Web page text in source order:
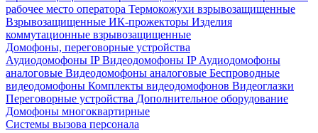
рабочее место оператора Термокожухи взрывозащищенные
Взрывозащищенные ИК-прожекторы Изделия
коммутационные взрывозащищенные
Домофоны, переговорные устройства
Аудиодомофоны IPВидеодомофоны IP Аудиодомофоны
аналоговые Видеодомофоны аналоговые Беспроводные
видеодомофоны Комплекты видеодомофонов Видеоглазки
Переговорные устройства Дополнительное оборудование
Домофоны многоквартирные
Системы вызова персонала